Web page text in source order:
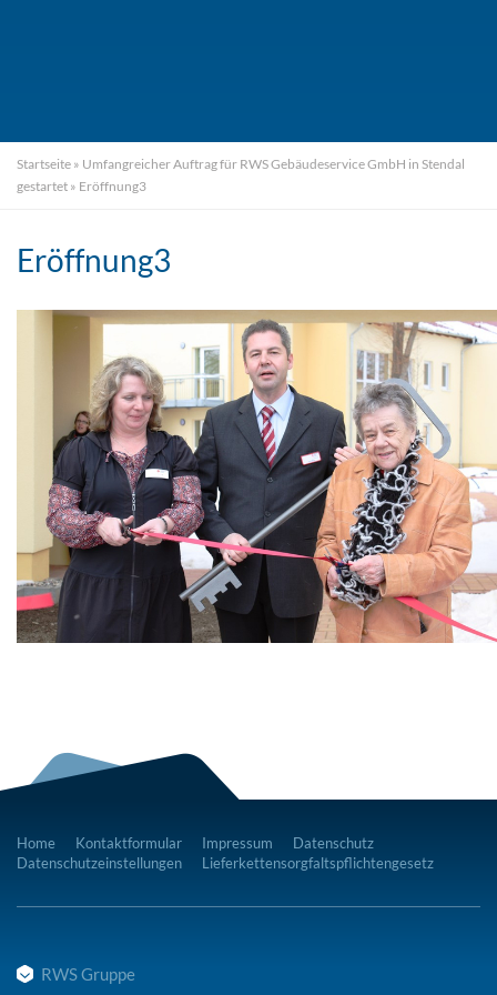
Startseite » Umfangreicher Auftrag für RWS Gebäudeservice GmbH in Stendal
gestartet » Eröffnung3
Eröffnung3
Home Kontaktformular Impressum
Datenschutz
Datenschutzeinstellungen
Lieferkettensorgfaltspflichtengesetz
RWS Gruppe